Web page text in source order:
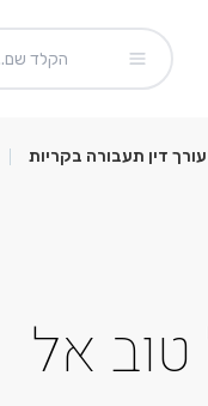
עורך דין תעבורה בקריות
טוב אל